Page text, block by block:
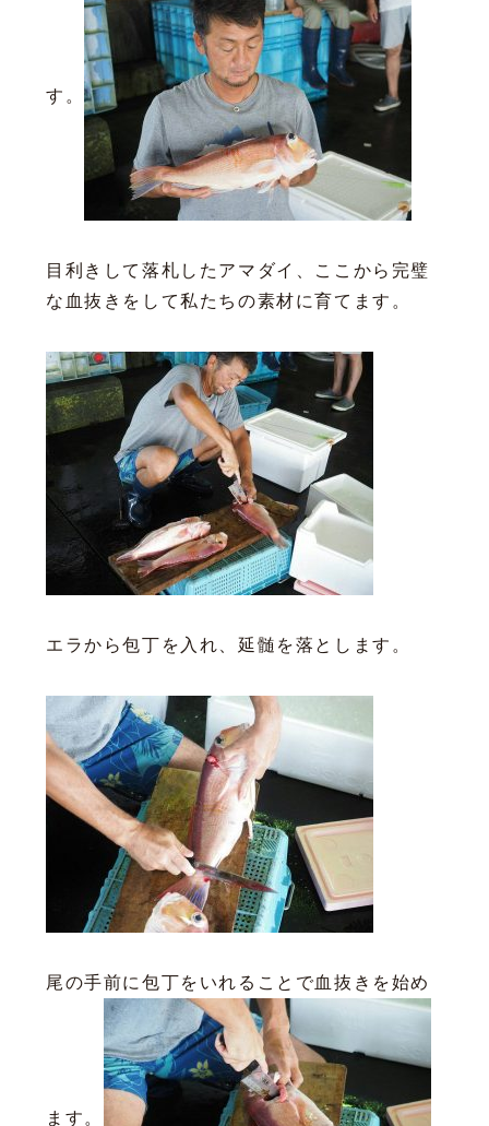
す。
目利きして落札したアマダイ、ここから完璧
な血抜きをして私たちの素材に育てます。
エラから包丁を入れ、延髄を落とします。
尾の手前に包丁をいれることで血抜きを始め
ます。